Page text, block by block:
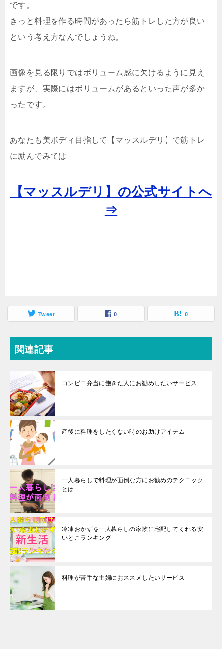
です。
きっと料理を作る時間があったら筋トレした方が良い
という考え方なんでしょうね。
画像を見る限りではボリューム感に欠けるように見え
ますが、実際にはボリュームがあるといった声が多か
ったです。
あなたも美ボディ目指して【マッスルデリ】で筋トレ
に励んでみては
【マッスルデリ】の公式サイトへ
⇒
Tweet 0 0
関連記事
コンビニ弁当に飽きた人にお勧めしたいサービス
産後に料理をしたくない時のお助けアイテム
一人暮らしで料理が面倒な方にお勧めのテクニック
とは
冷凍おかずを一人暮らしの家族に宅配してくれる安
いとこランキング
料理が苦手な主婦におススメしたいサービス